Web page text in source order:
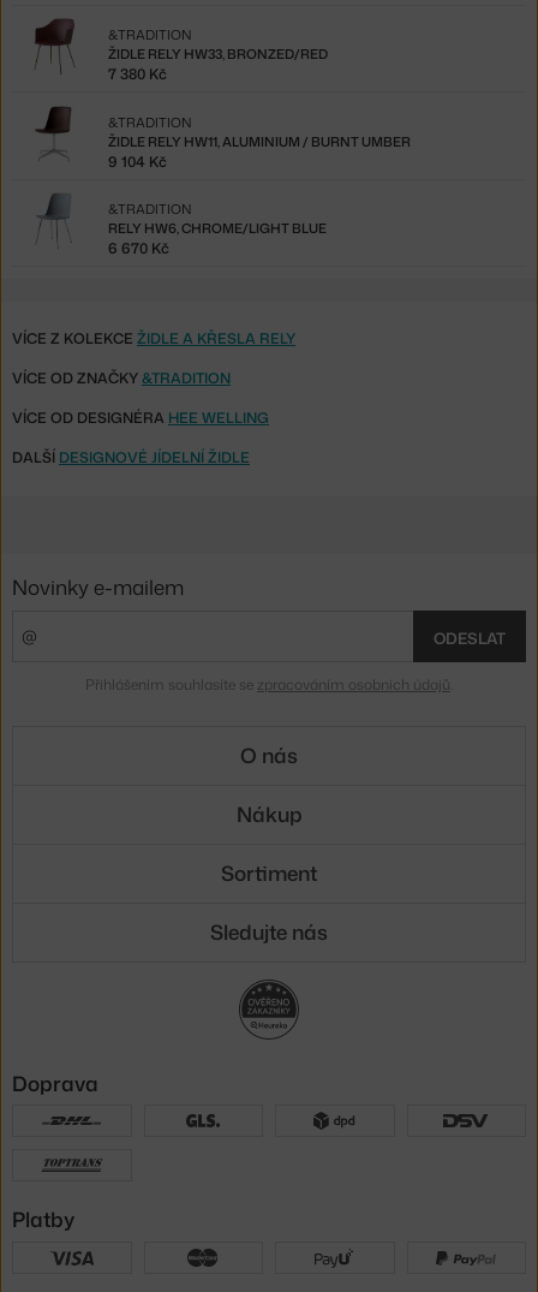
ŽIDLE RELY HW33, BRONZED/RED
&TRADITION
7 380 Kč
ŽIDLE RELY HW11, ALUMINIUM / BURNT UMBER
&TRADITION
9 104 Kč
RELY HW6, CHROME/LIGHT BLUE
&TRADITION
6 670 Kč
VÍCE Z KOLEKCE ŽIDLE A KŘESLA RELY
VÍCE OD ZNAČKY&TRADITION
VÍCE OD DESIGNÉRA HEE WELLING
DALŠÍ DESIGNOVÉ JÍDELNÍ ŽIDLE
Novinky e-mailem
ODESLAT
Přihlášením souhlasíte se zpracováním osobních údajů
O nás
Nákup
Sortiment
Sledujte nás
Doprava
Platby